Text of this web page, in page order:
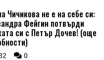
Чичикова не е на себе си:
Фейгин потвърди
си с Петър Дочев! (още
0